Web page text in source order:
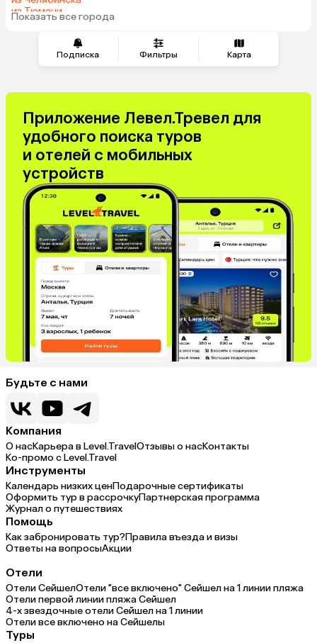
Подписка Фильтры Карта
Венгрия
из Тюмени
из Минеральных Вод
Показать все города
Приложение Левел.Тревел для
удобного поиска туров
и отелей с мобильных
устройств
Будьте с нами
Компания
О насКарьера в Level.TravelОтзывы о насКонтакты
Ко-промо с Level.Travel
Инструменты
Календарь низких ценПодарочные сертификаты
Оформить тур в рассрочкуПартнерская программа
Журнал о путешествиях
Помощь
Как забронировать тур?Правила въезда и визы
Ответы на вопросыАкции
Отели
Отели СейшелОтели "все включено" Сейшел на 1 линии пляжа
Отели первой линии пляжа Сейшел
4-х звездочные отели Сейшел на 1 линии
Отели все включено на Сейшелы
Туры